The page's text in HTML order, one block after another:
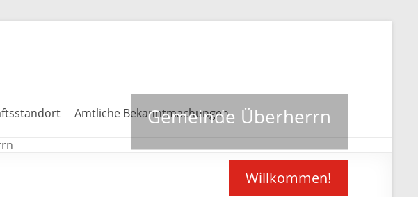
Amtliche Bekanntmachungen
Gemeinde Überherrn
Willkommen!